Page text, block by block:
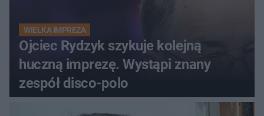
WIELKA IMPREZA
Ojciec Rydzyk szykuje kolejną
huczną imprezę. Wystąpi znany
zespół disco-polo